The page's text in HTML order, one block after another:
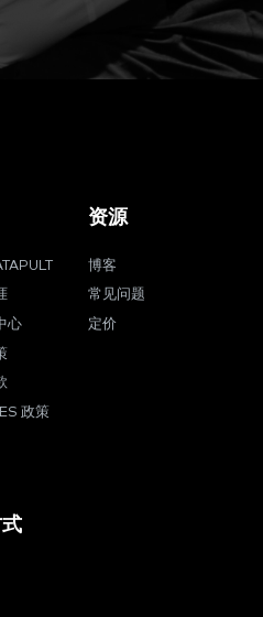
心
政策
资源
博客
常见问题
定价